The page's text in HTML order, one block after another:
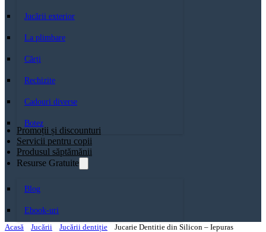
Jucării exterior
La plimbare
Cărți
Rechizite
Cadouri diverse
Botez
Promoții și discounturi
Servicii pentru copii
Produsul săptămănii
Resurse Gratuite
Blog
Ebook-uri
Acasă
Jucării Jucării dentiție Jucarie Dentitie din Silicon – Iepuras